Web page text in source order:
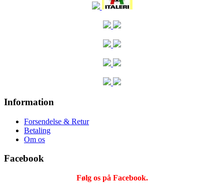
Information
Forsendelse & Retur
Betaling
Om os
Facebook
Følg os på Facebook.